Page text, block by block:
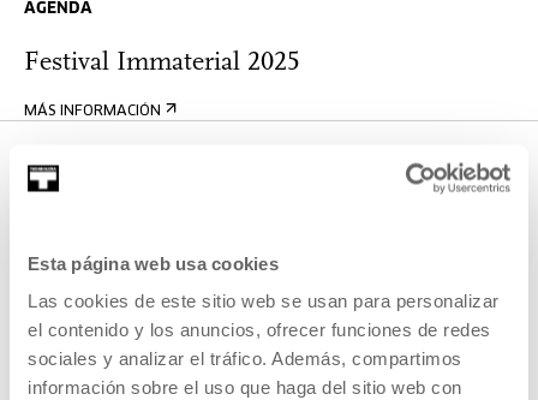
Esta página web usa cookies
Las cookies de este sitio web se usan para personalizar
el contenido y los anuncios, ofrecer funciones de redes
sociales y analizar el tráfico. Además, compartimos
información sobre el uso que haga del sitio web con
AGENDA
Festival Immaterial 2025
MÁS INFORMACIÓN
PUEDEN INTERESAR
Inscripciones abiertas